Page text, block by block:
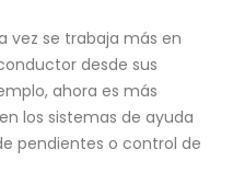
vez se trabaja más en
desde sus
ahora es más
los sistemas de ayuda
pendientes o control de